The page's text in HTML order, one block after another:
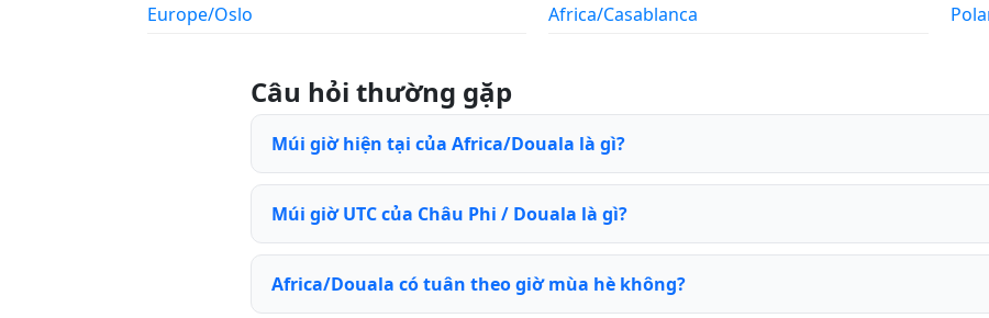
Europe/Oslo
Africa/Casablanca
Câu hỏi thường gặp
Múi giờ hiện tại của Africa/Douala là gì?
Múi giờ UTC của Châu Phi / Douala là gì?
Africa/Douala có tuân theo giờ mùa hè không?